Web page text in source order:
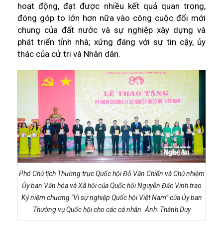
hoạt động, đạt được nhiều kết quả quan trọng,
đóng góp to lớn hơn nữa vào công cuộc đổi mới
chung của đất nước và sự nghiệp xây dựng và
phát triển tỉnh nhà; xứng đáng với sự tin cậy, ủy
thác của cử tri và Nhân dân.
Phó Chủ tịch Thường trực Quốc hội Đỗ Văn Chiến và Chủ nhiệm
Ủy ban Văn hóa và Xã hội của Quốc hội Nguyễn Đắc Vinh trao
Kỷ niệm chương "Vì sự nghiệp Quốc hội Việt Nam” của Ủy ban
Thường vụ Quốc hội cho các cá nhân. Ảnh: Thành Duy